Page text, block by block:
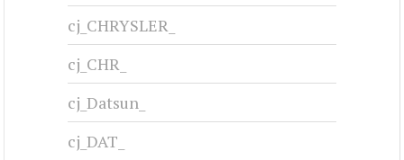
cj_CHRYSLER_
cj_CHR_
cj_Datsun_
cj_DAT_